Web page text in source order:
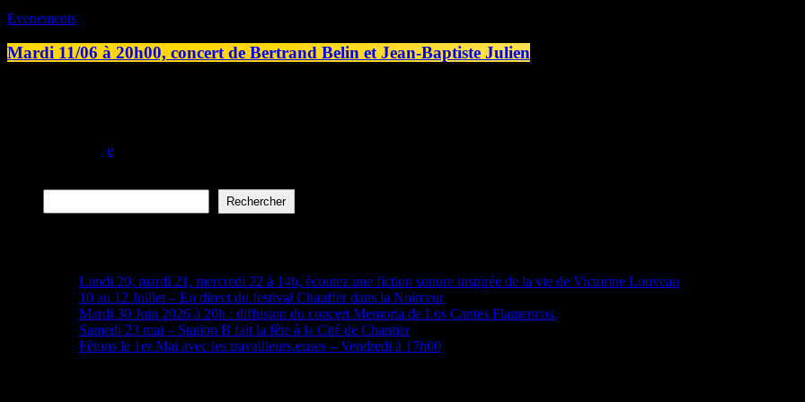
Evenements
Mardi 11/06 à 20h00, concert de Bertrand Belin et Jean-Baptiste Julien
Rechercher
Lundi 20, mardi 21, mercredi 22 à 14h, écoutez une fiction sonore inspirée de la vie de Victorine Louveau
10 au 12 Juillet – En direct du festival Chauffer dans la Noirceur
Mardi 30 Juin 2026 à 20h : diffusion du concert Memoria de Los Cantes Flamencos.
Samedi 23 mai – Station B fait la fête à la Cité de Chantier
Fêtons le 1er Mai avec les travailleurs.euses – Vendredi à 17h00